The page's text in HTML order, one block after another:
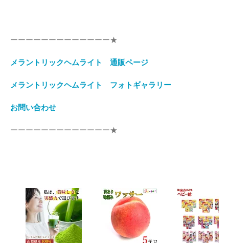
ーーーーーーーーーーーーー★
メラントリックヘムライト 通販ページ
メラントリックヘムライト フォトギャラリー
お問い合わせ
ーーーーーーーーーーーーー★